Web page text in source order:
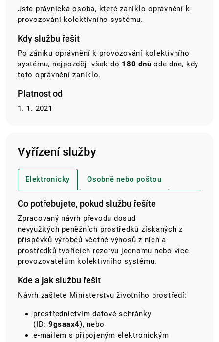
Jste právnická osoba, které zaniklo oprávnění k
provozování kolektivního systému.
Kdy službu řešit
Po zániku oprávnění k provozování kolektivního
systému, nejpozději však do 180 dnů ode dne, kdy
toto oprávnění zaniklo.
Platnost od
1. 1. 2021
Vyřízení služby
Elektronicky Osobně nebo poštou
Co potřebujete, pokud službu řešíte
Zpracovaný návrh převodu dosud
nevyužitých peněžních prostředků získaných z
příspěvků výrobců včetně výnosů z nich a
prostředků tvořících rezervu jednomu nebo více
provozovatelům kolektivního systému.
Kde a jak službu řešit
Návrh zašlete Ministerstvu životního prostředí:
prostřednictvím datové schránky
(ID: 9gsaax4), nebo
e-mailem s připojeným elektronickým